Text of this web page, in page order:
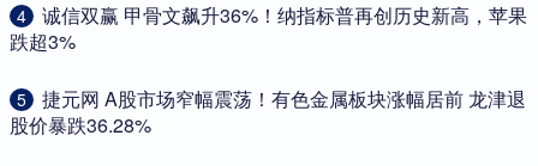
4
​诚信双赢 甲骨文飙升36%！纳指标普再创历史新高，苹果
跌超3%
5
​捷元网 A股市场窄幅震荡！有色金属板块涨幅居前 龙津退
股价暴跌36.28%